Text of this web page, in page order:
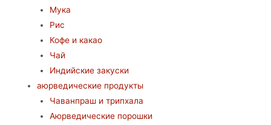
Мука
Рис
Кофе и какао
Чай
Индийские закуски
аюрведические продукты
Чаванпраш и трипхала
Аюрведические порошки